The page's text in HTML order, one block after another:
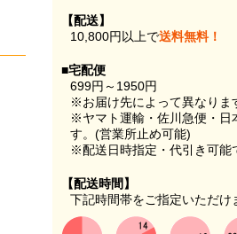
【配送】
10,800円以上で送料無料！
■宅配便
699円～1950円
※お届け先によって異なりま
※ヤマト運輸・佐川急便・日
す。(営業所止め可能)
※配送日時指定・代引き可能
【配送時間】
下記時間帯をご指定いただけ